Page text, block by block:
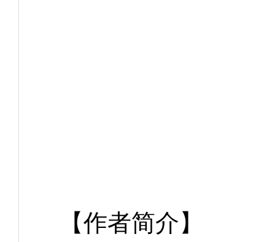
【作者简介】